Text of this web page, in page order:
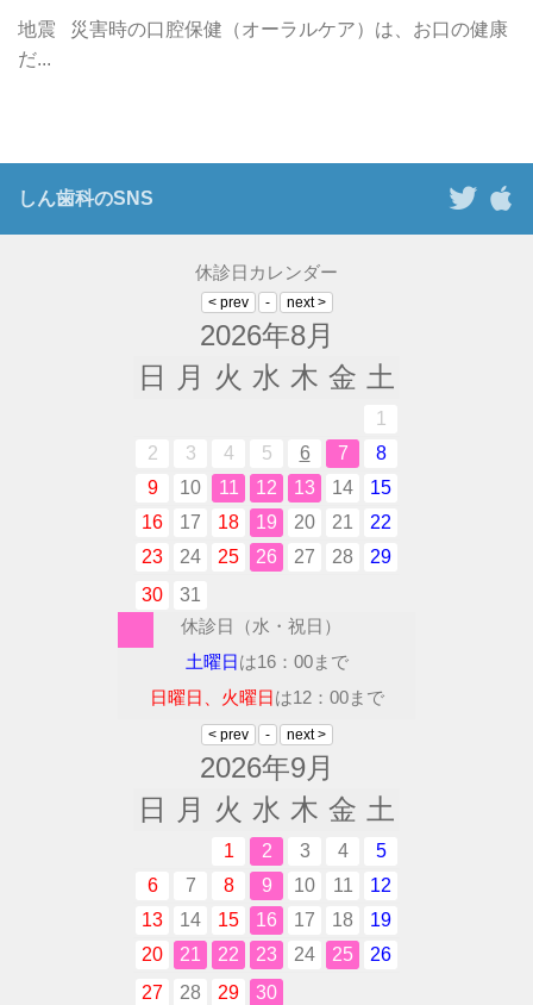
地震 災害時の口腔保健（オーラルケア）は、お口の健康
だ...
しん歯科のSNS
休診日カレンダー
2026年8月
日
月 火 水 木 金 土
1
2
3 4 5 6 7
8
9
10 11 12 13 14
15
16
17 18 19 20 21
22
23
24 25 26 27 28
29
30
31
休診日（水・祝日）
土曜日は16：00まで
日曜日、火曜日は12：00まで
2026年9月
日
月 火 水 木 金 土
1 2 3 4
5
6
7 8 9 10 11
12
13
14 15 16 17 18
19
20
21 22 23 24 25
26
27
28 29 30